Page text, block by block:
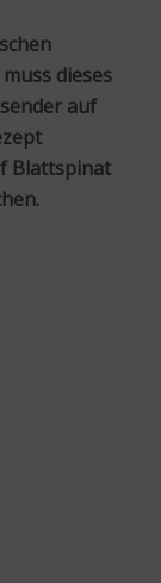
dieses
auf
Blattspinat